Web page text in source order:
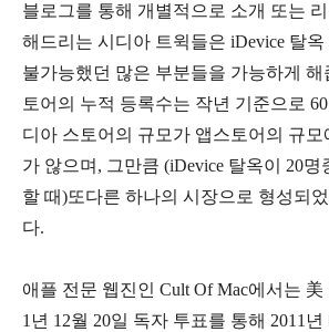
블로그를 통해 개별적으로 소개 또는
해드리는 시디아 트윅들은 iDevice 탈옥
불가능했던 많은 부분들을 가능하게 해
토어의 누적 등록수는 작년 기준으로
디아 스토어의 규모가 앱스토어의 규모
가 않으며, 그만큼 (iDevice 탈옥이 20
할 때)또다른 하나의 시장으로 형성되
다.
애플 전문 웹진인 Cult Of Mac에서는 美
1년 12월 20일 독자 투표를 통해 2011년